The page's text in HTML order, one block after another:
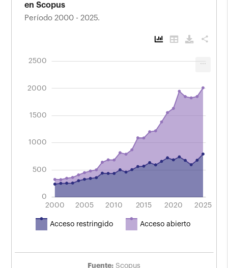
en Scopus
Período 2000 - 2025.
share
Evolución de las publicaciones de artículos
uruguaya según modalidad de acceso de la
0
500
1000
1500
2000
2500
2000
2004
2008
2012
2016 2020
2024 2005 2010 2015 2025
Acceso restringido Acceso abierto
Fuente: Scopus
...